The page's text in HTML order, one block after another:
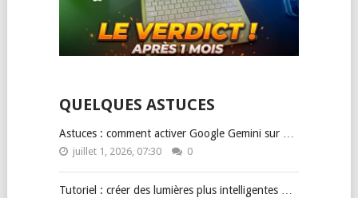
QUELQUES ASTUCES
Astuces : comment activer Google Gemini sur …
juillet 1, 2026, 07:30 0
Tutoriel : créer des lumières plus intelligentes …